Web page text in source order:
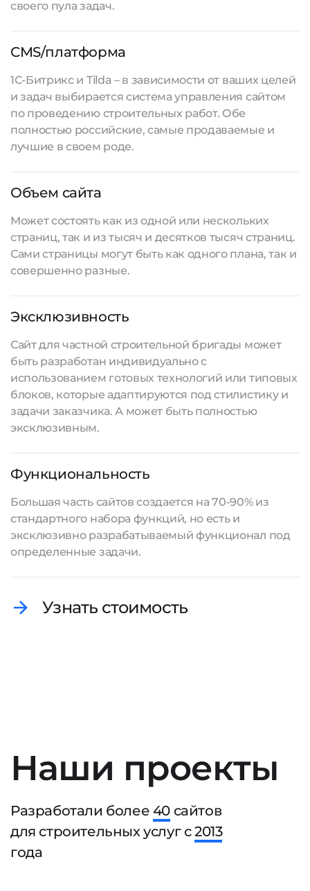
своего пула задач.
CMS/платформа
1С-Битрикс и Tilda – в зависимости от ваших целей
и задач выбирается система управления сайтом
по проведению строительных работ. Обе
полностью российские, самые продаваемые и
лучшие в своем роде.
Объем сайта
Может состоять как из одной или нескольких
страниц, так и из тысяч и десятков тысяч страниц.
Сами страницы могут быть как одного плана, так и
совершенно разные.
Эксклюзивность
Сайт для частной строительной бригады может
быть разработан индивидуально с
использованием готовых технологий или типовых
блоков, которые адаптируются под стилистику и
задачи заказчика. А может быть полностью
эксклюзивным.
Функциональность
Большая часть сайтов создается на 70-90% из
стандартного набора функций, но есть и
эксклюзивно разрабатываемый функционал под
определенные задачи.
Узнать стоимость
Наши проекты
Разработали более 40 сайтов
для строительных услуг с2013
года